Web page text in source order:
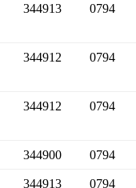
344913 0794
344912 0794
344912 0794
344900 0794
344913 0794